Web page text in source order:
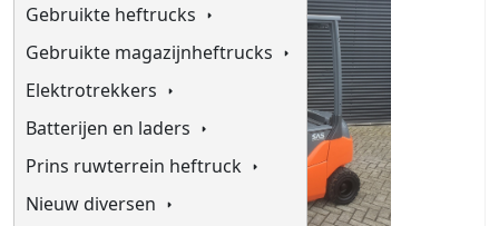
Gebruikte heftrucks
Gebruikte magazijnheftrucks
Elektrotrekkers
Batterijen en laders
Prins ruwterrein heftruck
Nieuw diversen